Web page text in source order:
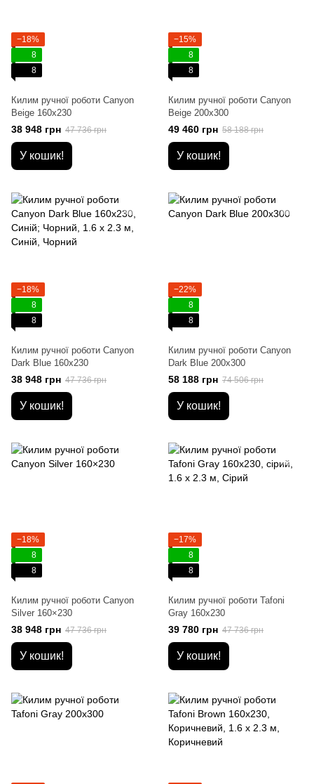
−18%
8
8
Килим ручної роботи Canyon
Beige 160x230
38 948 грн 47 736 грн
У кошик!
−15%
8
8
Килим ручної роботи Canyon
Beige 200х300
49 460 грн 58 188 грн
У кошик!
−18%
8
8
Килим ручної роботи Canyon
Dark Blue 160x230
38 948 грн 47 736 грн
У кошик!
−22%
8
8
Килим ручної роботи Canyon
Dark Blue 200x300
58 188 грн 74 506 грн
У кошик!
−18%
8
8
Килим ручної роботи Canyon
Silver 160×230
38 948 грн 47 736 грн
У кошик!
−17%
8
8
Килим ручної роботи Tafoni
Gray 160x230
39 780 грн 47 736 грн
У кошик!